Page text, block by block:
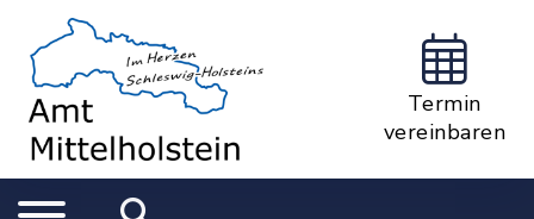
Termin
vereinbaren